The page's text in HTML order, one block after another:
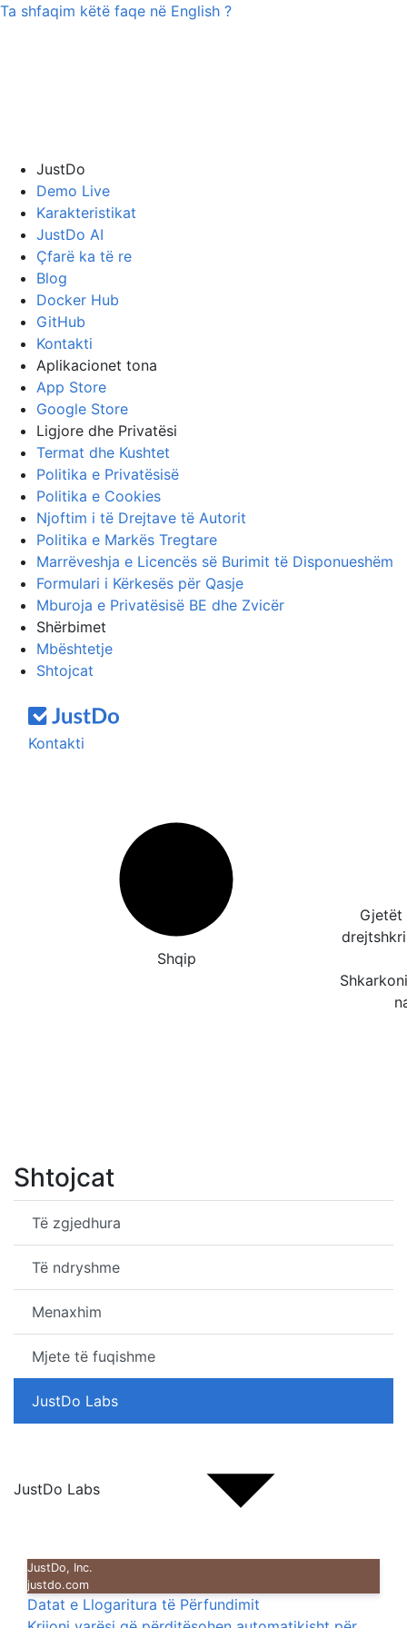
Ta shfaqim këtë faqe në English ?
JustDo
Demo Live
Karakteristikat
JustDo AI
Çfarë ka të re
Blog
Docker Hub
GitHub
Kontakti
Aplikacionet tona
App Store
Google Store
Ligjore dhe Privatësi
Termat dhe Kushtet
Politika e Privatësisë
Politika e Cookies
Njoftim i të Drejtave të Autorit
Politika e Markës Tregtare
Marrëveshja e Licencës së Burimit të Disponueshëm
Formulari i Kërkesës për Qasje
Mburoja e Privatësisë BE dhe Zvicër
Shërbimet
Mbështetje
Shtojcat
Kontakti
Shqip
Gjetët
Shtojcat
Të zgjedhura
Të ndryshme
Menaxhim
Mjete të fuqishme
JustDo Labs
JustDo Labs
JustDo, Inc.
justdo.com
Datat e Llogaritura të Përfundimit